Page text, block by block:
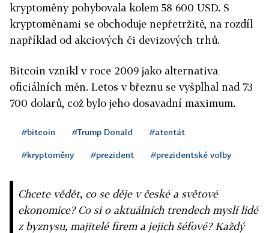
kryptoměny pohybovala kolem 58 600 USD. S
kryptoměnami se obchoduje nepřetržitě, na rozdíl
například od akciových či devizových trhů.
Bitcoin vznikl v roce 2009 jako alternativa
oficiálních měn. Letos v březnu se vyšplhal nad 73
700 dolarů, což bylo jeho dosavadní maximum.
#bitcoin #Trump Donald #atentát
#kryptoměny #prezident #prezidentské volby
Chcete vědět, co se děje v české a světové
ekonomice? Co si o aktuálních trendech myslí lidé
z byznysu, majitelé firem a jejich šéfové? Každý